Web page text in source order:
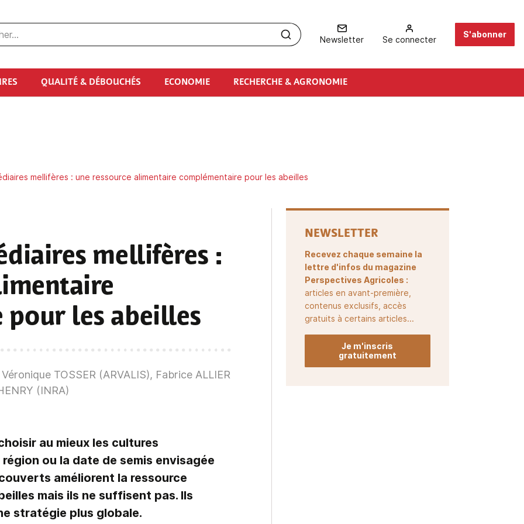
Newsletter Se connecter
S'abonner
QUALITÉ & DÉBOUCHÉS ECONOMIE RECHERCHE & AGRONOMIE
mellifères : une ressource alimentaire complémentaire pour les abeilles
mellifères :
les abeilles
TOSSER (ARVALIS), Fabrice ALLIER
(INRA)
au mieux les cultures
ou la date de semis envisagée
améliorent la ressource
mais ils ne suffisent pas. Ils
stratégie plus globale.
NEWSLETTER
Recevez chaque semaine la
lettre d'infos du magazine
Perspectives Agricoles :
articles en avant-première,
contenus exclusifs, accès
gratuits à certains articles...
Je m'inscris
gratuitement